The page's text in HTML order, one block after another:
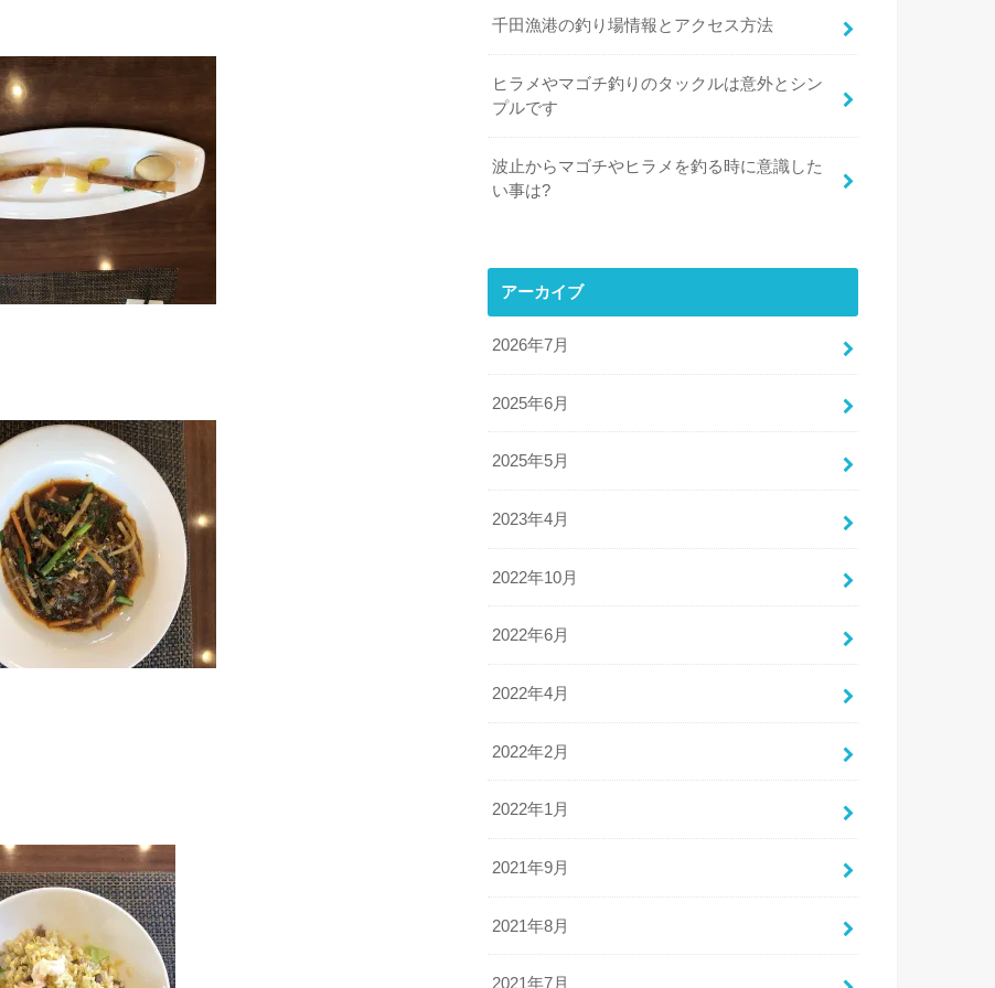
千田漁港の釣り場情報とアクセス方法
ヒラメやマゴチ釣りのタックルは意外とシン
プルです
波止からマゴチやヒラメを釣る時に意識した
い事は?
アーカイブ
2026年7月
2025年6月
2025年5月
2023年4月
2022年10月
2022年6月
2022年4月
2022年2月
2022年1月
2021年9月
2021年8月
2021年7月